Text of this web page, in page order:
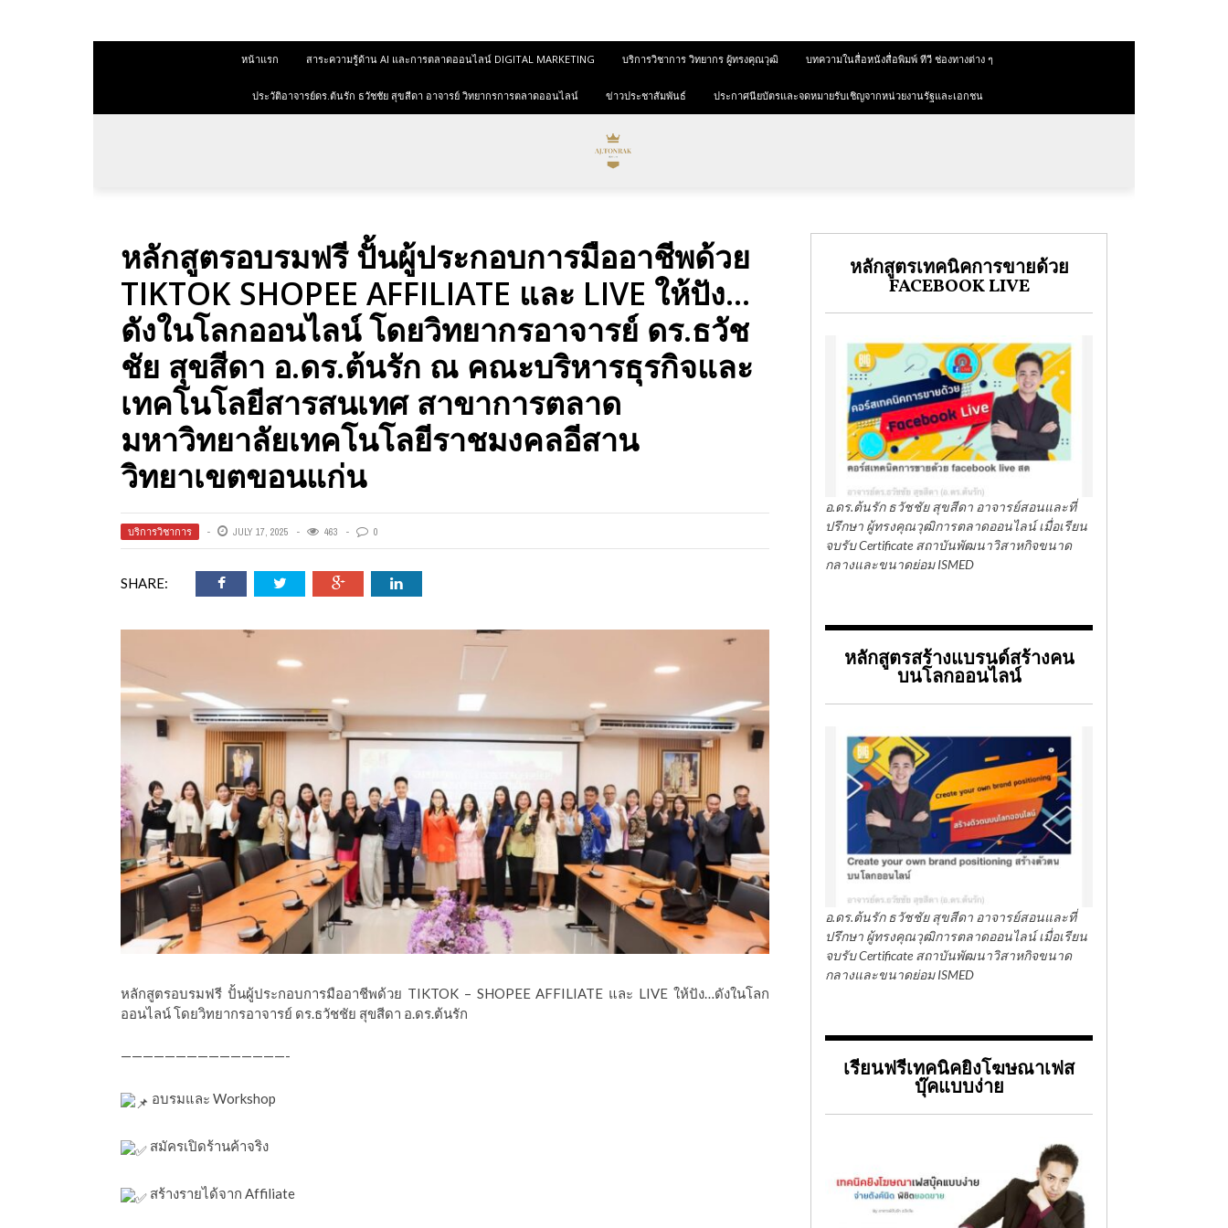
หน้าแรก สาระความรู้ด้าน AI และการตลาดออนไลน์ DIGITAL MARKETING บริการวิชาการ วิทยากร ผู้ทรงคุณวุฒิ บทความในสื่อหนังสื่อพิมพ์ ทีวี ช่องทางต่าง ๆ
ประวัติอาจารย์ดร.ต้นรัก ธวัชชัย สุขสีดา อาจารย์ วิทยากรการตลาดออนไลน์ ข่าวประชาสัมพันธ์ ประกาศนียบัตรและจดหมายรับเชิญจากหน่วยงานรัฐและเอกชน
หลักสูตรอบรมฟรี ปั้นผู้ประกอบการมืออาชีพด้วย
TIKTOK SHOPEE AFFILIATE และ LIVE ให้ปัง…
ดังในโลกออนไลน์ โดยวิทยากรอาจารย์ ดร.ธวัช
ชัย สุขสีดา อ.ดร.ต้นรัก ณ คณะบริหารธุรกิจและ
เทคโนโลยีสารสนเทศ สาขาการตลาด
มหาวิทยาลัยเทคโนโลยีราชมงคลอีสาน
วิทยาเขตขอนแก่น
บริการวิชาการ JULY 17, 2025 463 0
SHARE:
หลักสูตรอบรมฟรี ปั้นผู้ประกอบการมืออาชีพด้วย TIKTOK – SHOPEE AFFILIATE และ LIVE ให้ปัง…ดังในโลก
ออนไลน์ โดยวิทยากรอาจารย์ ดร.ธวัชชัย สุขสีดา อ.ดร.ต้นรัก
———————————————-
อบรมและ Workshop
สมัครเปิดร้านค้าจริง
สร้างรายได้จาก Affiliate
หลักสูตรเทคนิคการขายด้วย
FACEBOOK LIVE
อ.ดร.ต้นรัก ธวัชชัย สุขสีดา อาจารย์สอนและที่
ปรึกษา ผู้ทรงคุณวุฒิการตลาดออนไลน์ เมื่อเรียน
จบรับ Certificate สถาบันพัฒนาวิสาหกิจขนาด
กลางและขนาดย่อม ISMED
หลักสูตรสร้างแบรนด์สร้างคน
บนโลกออนไลน์
อ.ดร.ต้นรัก ธวัชชัย สุขสีดา อาจารย์สอนและที่
ปรึกษา ผู้ทรงคุณวุฒิการตลาดออนไลน์ เมื่อเรียน
จบรับ Certificate สถาบันพัฒนาวิสาหกิจขนาด
กลางและขนาดย่อม ISMED
เรียนฟรีเทคนิคยิงโฆษณาเฟส
บุ๊คแบบง่าย